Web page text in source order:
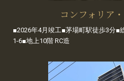
コンフォリア
■2026年4月竣工■茅場町駅徒歩3分■
1-6■地上10階 RC造